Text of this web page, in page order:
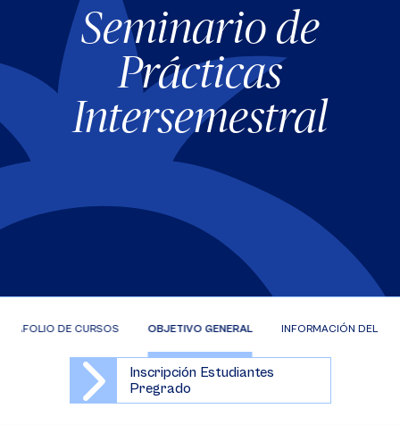
Seminario de
Prácticas
Intersemestral
DE CURSOS OBJETIVO GENERAL INFORMACIÓN DEL
Inscripción Estudiantes
Pregrado